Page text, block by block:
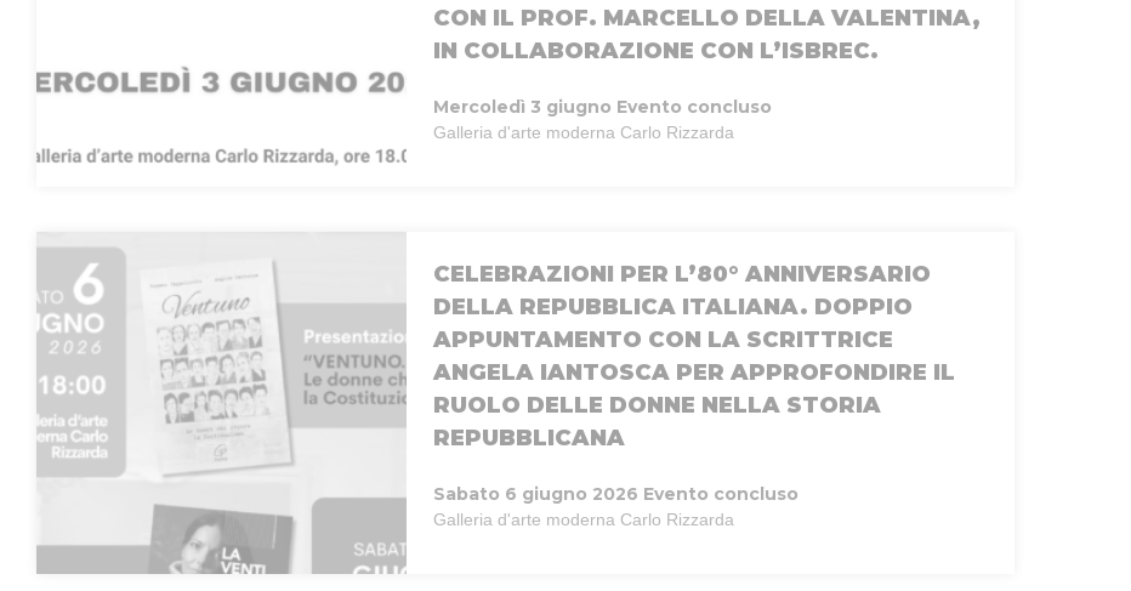
CON IL PROF. MARCELLO DELLA VALENTINA,
IN COLLABORAZIONE CON L’ISBREC.
Mercoledì 3 giugno Evento concluso
Galleria d'arte moderna Carlo Rizzarda
CELEBRAZIONI PER L’80° ANNIVERSARIO
DELLA REPUBBLICA ITALIANA. DOPPIO
APPUNTAMENTO CON LA SCRITTRICE
ANGELA IANTOSCA PER APPROFONDIRE IL
RUOLO DELLE DONNE NELLA STORIA
REPUBBLICANA
Sabato 6 giugno 2026 Evento concluso
Galleria d'arte moderna Carlo Rizzarda